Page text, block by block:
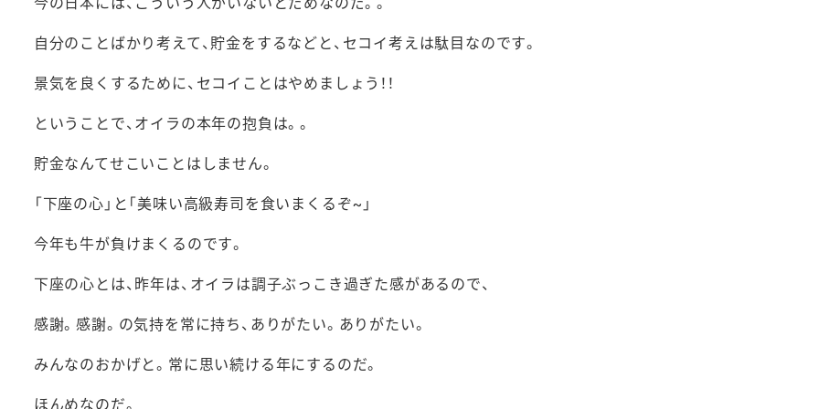
自分のことばかり考えて、貯金をするなどと、セコイ考えは駄目なのです。
景気を良くするために、セコイことはやめましょう！！
ということで、オイラの本年の抱負は。。
貯金なんてせこいことはしません。
「下座の心」と「美味い高級寿司を食いまくるぞ~」
今年も牛が負けまくるのです。
下座の心とは、昨年は、オイラは調子ぶっこき過ぎた感があるので、
感謝。感謝。の気持を常に持ち、ありがたい。ありがたい。
みんなのおかげと。常に思い続ける年にするのだ。
ほんめなのだ。